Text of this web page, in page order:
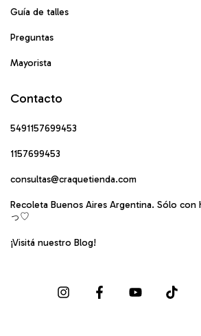
Guía de talles
Preguntas
Mayorista
Contacto
5491157699453
1157699453
consultas@craquetienda.com
Recoleta Buenos Aires Argentina. Sólo con
っ♡
¡Visitá nuestro Blog!